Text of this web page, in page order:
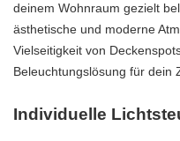
deinem Wohnraum gezielt
ästhetische und moderne
Vielseitigkeit von
Beleuchtungslösung für dein
Individuelle